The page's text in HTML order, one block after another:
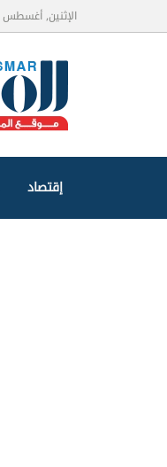
الإثنين, أغسطس 10, 2026
إقتصاد